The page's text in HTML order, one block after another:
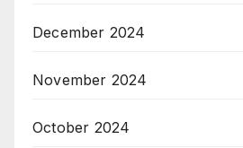
December 2024
November 2024
October 2024